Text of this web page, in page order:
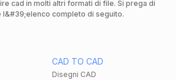
cad in molti altri formati di file. Si prega di
l&#39;elenco completo di seguito.
CAD TO CAD
Disegni CAD